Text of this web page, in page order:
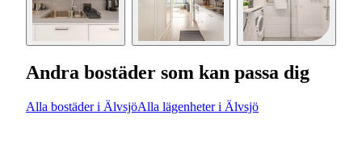
Andra bostäder som kan passa dig
Alla bostäder i ÄlvsjöAlla lägenheter i Älvsjö